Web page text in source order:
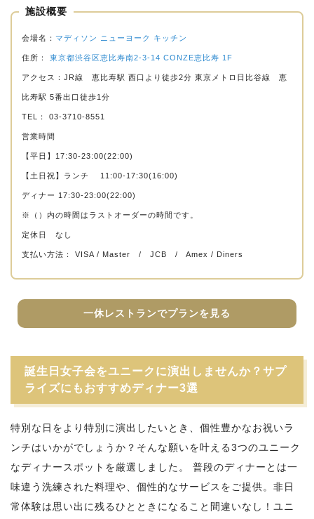
施設概要
会場名： マディソン ニューヨーク キッチン
住所： 東京都渋谷区恵比寿南2-3-14 CONZE恵比寿 1F
アクセス：JR線 恵比寿駅 西口より徒歩2分 東京メトロ日比谷線 恵
比寿駅 5番出口徒歩1分
TEL： 03-3710-8551
営業時間
【平日】17:30-23:00(22:00)
【土日祝】ランチ 11:00-17:30(16:00)
ディナー 17:30-23:00(22:00)
※（）内の時間はラストオーダーの時間です。
定休日 なし
支払い方法： VISA / Master / JCB / Amex / Diners
一休レストランでプランを見る
誕生日女子会をユニークに演出しませんか？サプ
ライズにもおすすめディナー3選
特別な日をより特別に演出したいとき、個性豊かなお祝いラ
ンチはいかがでしょうか？そんな願いを叶える3つのユニーク
なディナースポットを厳選しました。 普段のディナーとは一
味違う洗練された料理や、個性的なサービスをご提供。非日
常体験は思い出に残るひとときになること間違いなし！ユニ